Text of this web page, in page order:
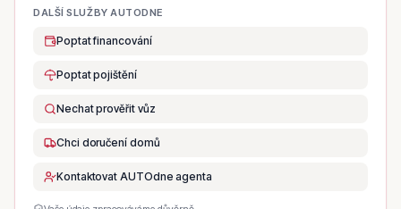
DALŠÍ SLUŽBY AUTODNE
Poptat financování
Poptat pojištění
Nechat prověřit vůz
Chci doručení domů
Kontaktovat AUTOdne agenta